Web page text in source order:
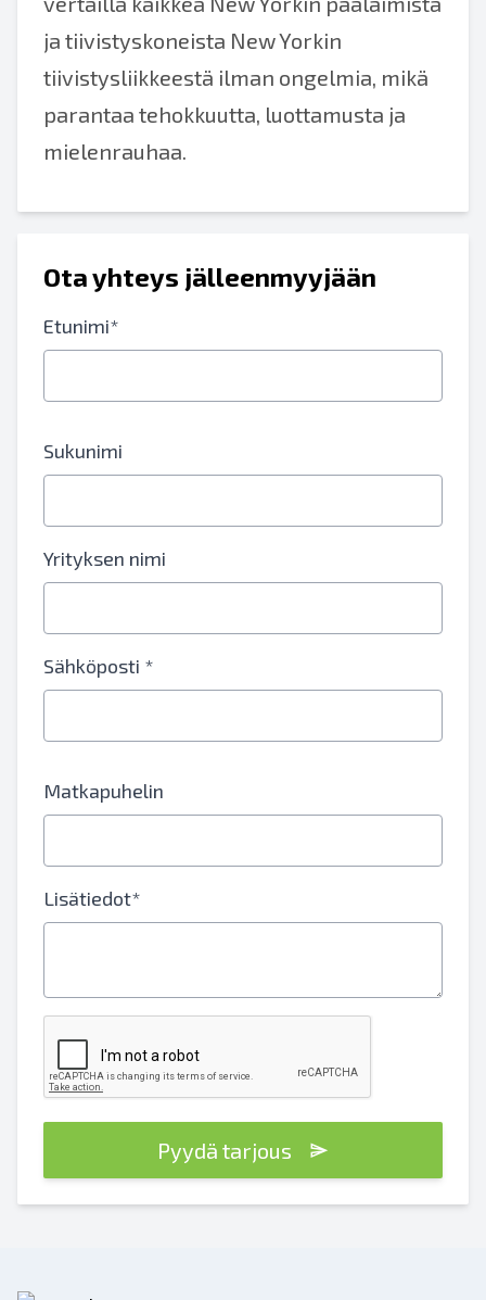
ja tiivistyskoneista New Yorkin
tiivistysliikkeestä ilman ongelmia, mikä
parantaa tehokkuutta, luottamusta ja
mielenrauhaa.
Ota yhteys jälleenmyyjään
Etunimi*
Sukunimi
Yrityksen nimi
Sähköposti *
Matkapuhelin
Lisätiedot*
Pyydä tarjous